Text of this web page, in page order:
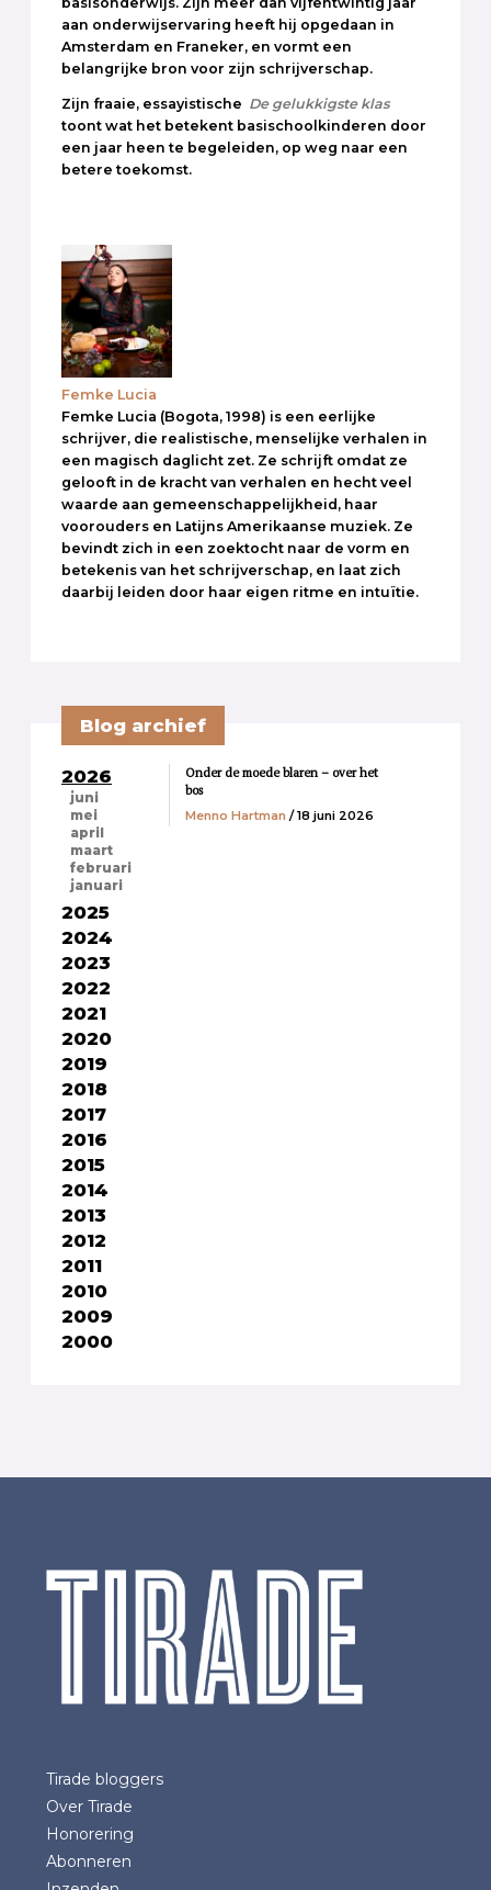
aan onderwijservaring heeft hij opgedaan in
Amsterdam en Franeker, en vormt een
belangrijke bron voor zijn schrijverschap.
Zijn fraaie, essayistische De gelukkigste klas
toont wat het betekent basischoolkinderen door
een jaar heen te begeleiden, op weg naar een
betere toekomst.
Femke Lucia
Femke Lucia (Bogota, 1998) is een eerlijke
schrijver, die realistische, menselijke verhalen in
een magisch daglicht zet. Ze schrijft omdat ze
gelooft in de kracht van verhalen en hecht veel
waarde aan gemeenschappelijkheid, haar
voorouders en Latijns Amerikaanse muziek. Ze
bevindt zich in een zoektocht naar de vorm en
betekenis van het schrijverschap, en laat zich
daarbij leiden door haar eigen ritme en intuïtie.
Blog archief
2026
juni
mei
april
maart
februari
januari
2025
2024
2023
2022
2021
2020
2019
2018
2017
2016
2015
2014
2013
2012
2011
2010
2009
2000
Onder de moede blaren – over het
bos
Menno Hartman / 18 juni 2026
Tirade bloggers
Over Tirade
Honorering
Abonneren